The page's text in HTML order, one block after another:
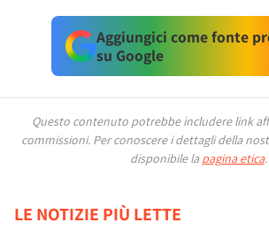
Aggiungici come fonte
su Google
Questo contenuto potrebbe includere link
commissioni. Per conoscere i dettagli della
disponibile la pagina etica.
LE NOTIZIE PIÙ LETTE